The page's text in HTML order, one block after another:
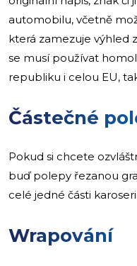
automobilu, včetně
která zamezuje výhled
se musí používat
republiku i celou EU,
Částečné
Pokud si chcete
buď polepy řezanou
celé jedné části
Wrapování